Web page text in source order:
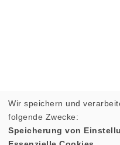
Wir speichern und
folgende Zwecke:
Speicherung von